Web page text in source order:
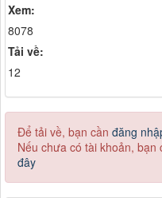
Xem:
8078
Tải về:
12
Để tải về, bạn cần đăng
Nếu chưa có tài khoản,
đây